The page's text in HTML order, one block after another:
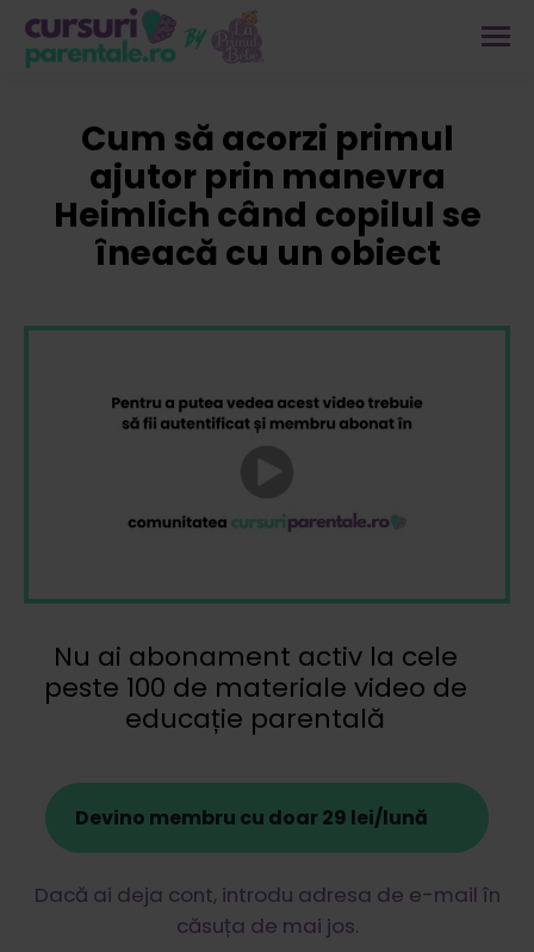
Cum să acorzi primul
ajutor prin manevra
Heimlich când copilul se
îneacă cu un obiect
Nu ai abonament activ la cele
peste 100 de materiale video de
educație parentală
Devino membru cu doar 29 lei/lună
Dacă ai deja cont, introdu adresa de e-mail în
căsuța de mai jos.